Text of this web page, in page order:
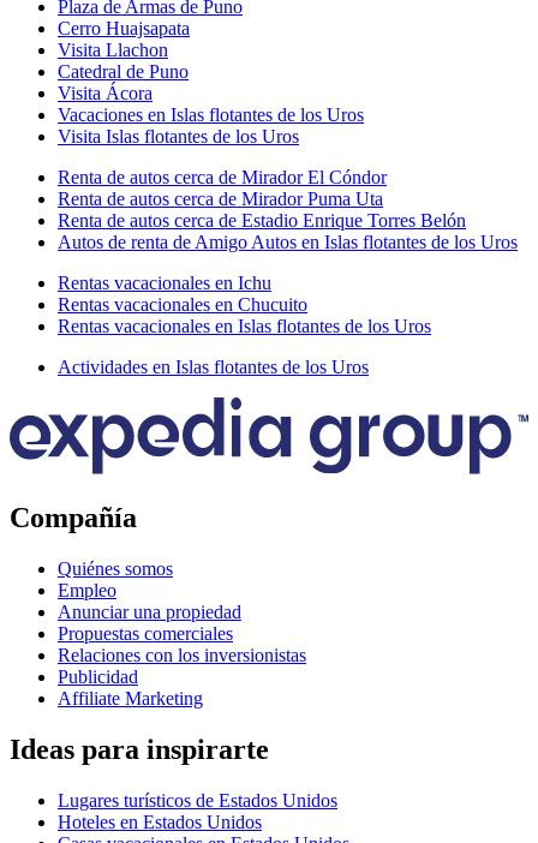
Plaza de Armas de Puno
Cerro Huajsapata
Visita Llachon
Catedral de Puno
Visita Ácora
Vacaciones en Islas flotantes de los Uros
Visita Islas flotantes de los Uros
Renta de autos cerca de Mirador El Cóndor
Renta de autos cerca de Mirador Puma Uta
Renta de autos cerca de Estadio Enrique Torres Belón
Autos de renta de Amigo Autos en Islas flotantes de los Uros
Rentas vacacionales en Ichu
Rentas vacacionales en Chucuito
Rentas vacacionales en Islas flotantes de los Uros
Actividades en Islas flotantes de los Uros
Compañía
Quiénes somos
Empleo
Anunciar una propiedad
Propuestas comerciales
Relaciones con los inversionistas
Publicidad
Affiliate Marketing
Ideas para inspirarte
Lugares turísticos de Estados Unidos
Hoteles en Estados Unidos